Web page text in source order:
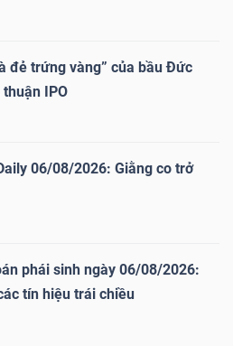
đẻ trứng vàng” của bầu Đức
IPO
06/08/2026: Giằng co trở
phái sinh ngày 06/08/2026:
tín hiệu trái chiều